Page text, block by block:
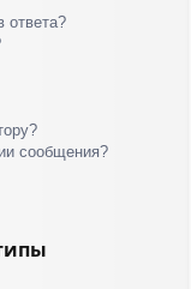
ответа?
сообщения?